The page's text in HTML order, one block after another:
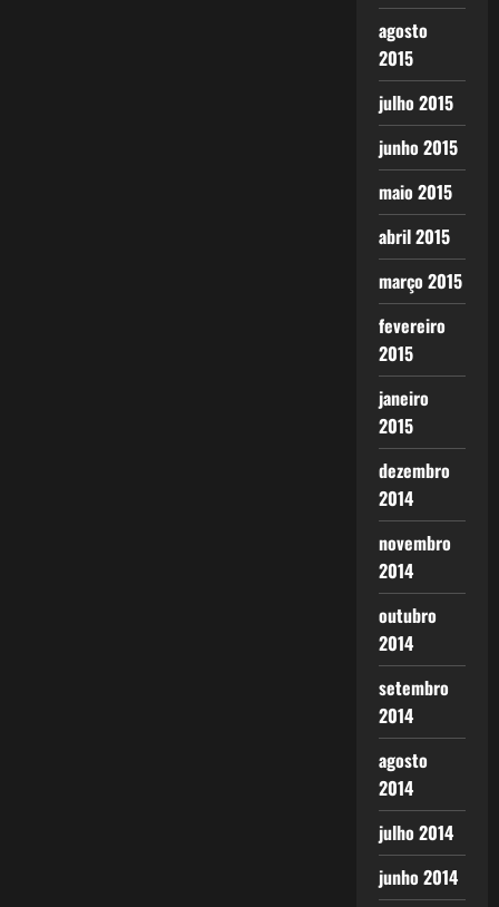
agosto
2015
julho 2015
junho 2015
maio 2015
abril 2015
março 2015
fevereiro
2015
janeiro
2015
dezembro
2014
novembro
2014
outubro
2014
setembro
2014
agosto
2014
julho 2014
junho 2014